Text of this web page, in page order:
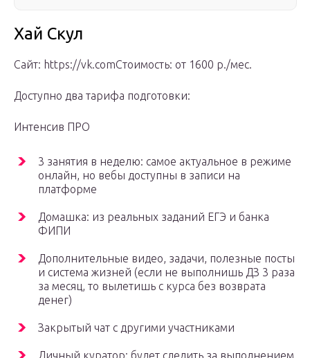
Хай Скул
Сайт: https://vk.comСтоимость: от 1600 р./мес.
Доступно два тарифа подготовки:
Интенсив ПРО
3 занятия в неделю: самое актуальное в режиме
онлайн, но вебы доступны в записи на
платформе
Домашка: из реальных заданий ЕГЭ и банка
ФИПИ
Дополнительные видео, задачи, полезные посты
и система жизней (если не выполнишь ДЗ 3 раза
за месяц, то вылетишь с курса без возврата
денег)
Закрытый чат с другими участниками
Личный куратор: будет следить за выполнением